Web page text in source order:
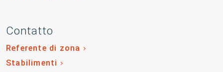
Contatto
Referente di zona
Stabilimenti